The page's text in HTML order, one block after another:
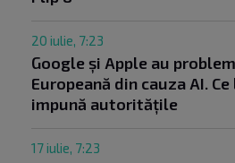
20 iulie, 7:23
Google și Apple au
Europeană din cauza AI.
impună autoritățile
17 iulie, 7:23